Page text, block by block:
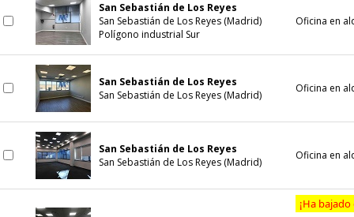
San Sebastián de Los Reyes
San Sebastián de Los Reyes (Madrid)
Polígono industrial Sur
Oficina en
San Sebastián de Los Reyes
San Sebastián de Los Reyes (Madrid)
Oficina en
San Sebastián de Los Reyes
San Sebastián de Los Reyes (Madrid)
Oficina en
¡Ha bajado